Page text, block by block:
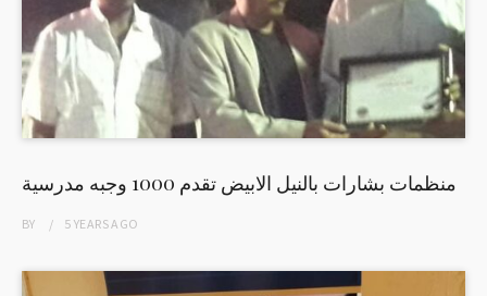
منظمات بشارات بالنيل الابيض تقدم 1000 وجبه مدرسية
BY 5 YEARSAGO